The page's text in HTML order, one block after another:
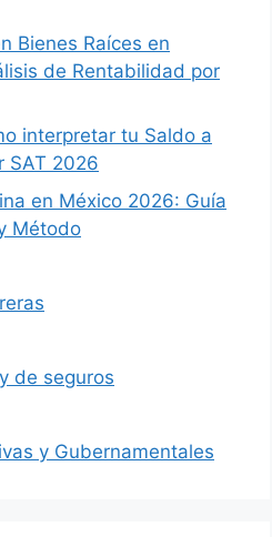
Bienes Raíces en
de Rentabilidad por
interpretar tu Saldo a
SAT 2026
en México 2026: Guía
Método
de seguros
y Gubernamentales